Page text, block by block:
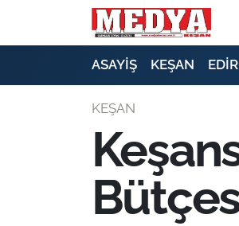
ASAYİŞ KEŞAN
KEŞAN
E-GAZETE
SİYASET